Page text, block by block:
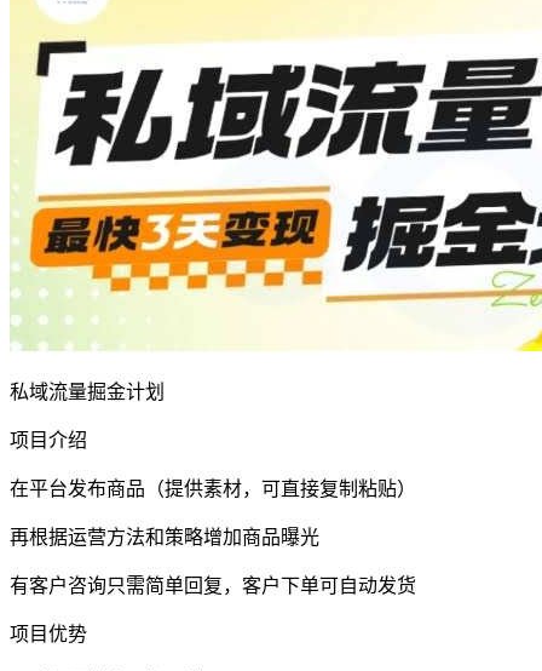
私域流量掘金计划
项目介绍
在平台发布商品（提供素材，可直接复制粘贴）
再根据运营方法和策略增加商品曝光
有客户咨询只需简单回复，客户下单可自动发货
项目优势